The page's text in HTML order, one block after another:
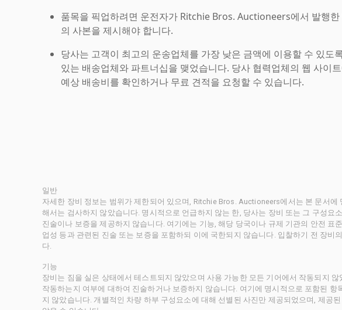
품목을 픽업하려면 운전자가 Ritchie Bros. Auctioneers에서 발행한
의 사본을 제시해야 합니다.
당사는 고객이 최고의 운송업체를 가장 낮은 금액에 이용할 수 있도
있는 배송업체와 파트너십을 맺었습니다. 당사 협력업체의 웹 사이
예상 배송비를 확인하거나 무료 견적을 요청할 수 있습니다.
일반
자세한 장비 정보는 범위가 제한되어 있으며, Ritchie Bros. Auctioneers에서는 본 문서에
해서는 검사하지 않았습니다. 명시적으로 언급하지 않는 한, 당사는 장비 또는 그 구성요
진술이나 보증을 제공하지 않습니다. 여기에는 기능, 해당 당국이나 규제 기관의 안전 표
업성 등과 관련된 진술 또는 보증을 포함하되 이에 국한되지 않습니다. 입찰하기 전 장비
다.
기능
장비는 짐을 실은 상태에서 테스트되지 않았으며 사용 가능한 모든 기어에서 작동되지
작동하는지 여부에 대하여 진술하거나 보증하지 않습니다. 여기에 명시적으로 포함된 항
지 않았습니다. 개별적인 차량 하부 구성요소에 대해 선별된 사진만 제공되었으며, 제공